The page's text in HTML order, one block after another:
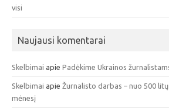
visi
Naujausi komentarai
Skelbimai apie Padėkime Ukrainos
Skelbimai apie Žurnalisto darbas – nuo 500
mėnesį